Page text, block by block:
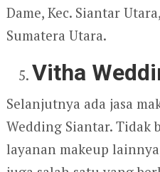
Dame, Kec. Siantar
Sumatera Utara.
Vitha
Selanjutnya ada jasa
Wedding Siantar. Tidak
layanan makeup